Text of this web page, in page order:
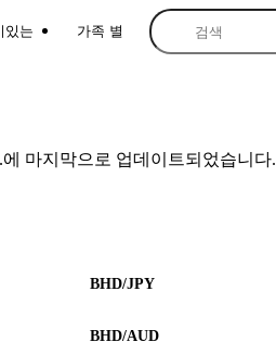
있는 가족 별
마지막으로 업데이트되었습니다.
BHD/JPY
BHD/AUD